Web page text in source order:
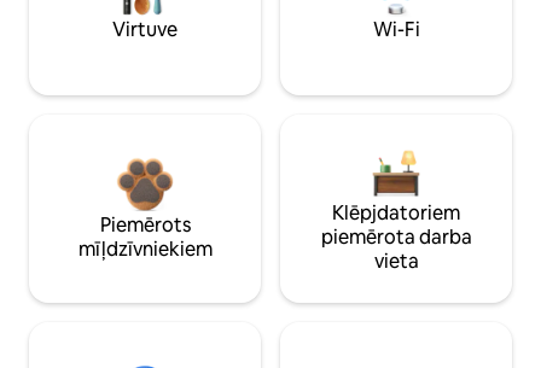
Virtuve Wi-Fi
Piemērots
mīļdzīvniekiem
Klēpjdatoriem
piemērota darba
vieta